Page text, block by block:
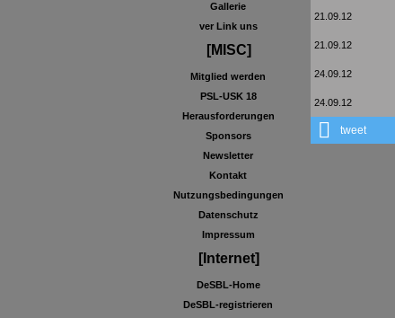
Gallerie
ver Link uns
[MISC]
Mitglied werden
PSL-USK 18
Herausforderungen
Sponsors
Newsletter
Kontakt
Nutzungsbedingungen
Datenschutz
Impressum
[Internet]
DeSBL-Home
DeSBL-registrieren
21.09.12
21.09.12
24.09.12
24.09.12
tweet